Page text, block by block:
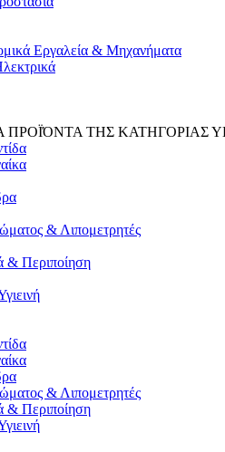
Εργαλεία & Μηχανήματα
ΠΡΟΪΌΝΤΑ ΤΗΣ ΚΑΤΗΓΟΡΙΑΣ
& Λιπομετρητές
& Περιποίηση
& Λιπομετρητές
& Περιποίηση